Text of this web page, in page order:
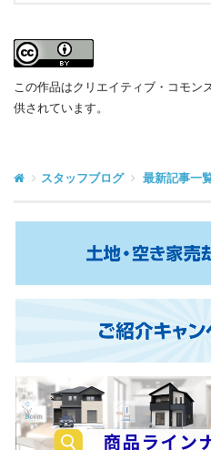
この作品はクリエイティブ・コモン
供されています。
スタッフブログ 最新記事一
土
き
家
売
却
ご
紹
介
キ